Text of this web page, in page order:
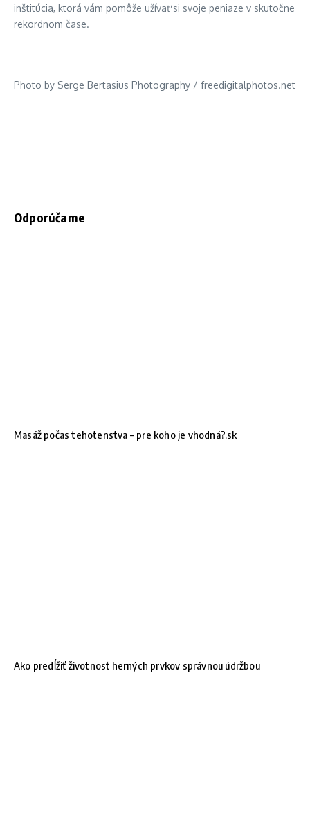
inštitúcia, ktorá vám pomôže užívať si svoje peniaze v skutočne
rekordnom čase.
Photo by Serge Bertasius Photography / freedigitalphotos.net
Odporúčame
Masáž počas tehotenstva – pre koho je vhodná?.sk
Ako predĺžiť životnosť herných prvkov správnou údržbou